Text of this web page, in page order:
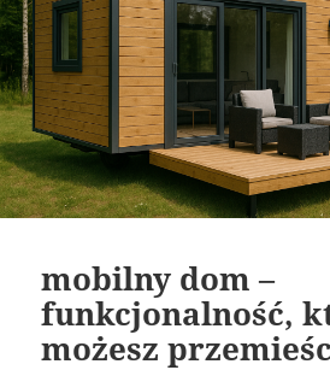
mobilny dom –
funkcjonalność,
możesz